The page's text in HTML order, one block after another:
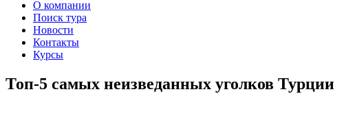
О компании
Поиск тура
Новости
Контакты
Курсы
Топ-5 самых неизведанных уголков Турции